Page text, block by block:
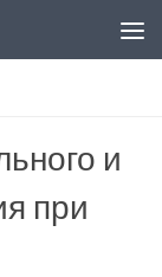
и
при